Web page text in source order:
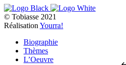
© Tobiasse 2021
Réalisation Yourra!
Biographie
Thèmes
L’Oeuvre